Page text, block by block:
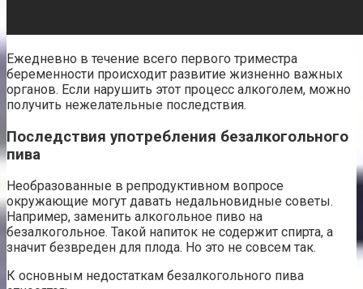
Ежедневно в течение всего первого триместра
беременности происходит развитие жизненно важных
органов. Если нарушить этот процесс алкоголем, можно
получить нежелательные последствия.
Последствия употребления безалкогольного
пива
Необразованные в репродуктивном вопросе
окружающие могут давать недальновидные советы.
Например, заменить алкогольное пиво на
безалкогольное. Такой напиток не содержит спирта, а
значит безвреден для плода. Но это не совсем так.
К основным недостаткам безалкогольного пива